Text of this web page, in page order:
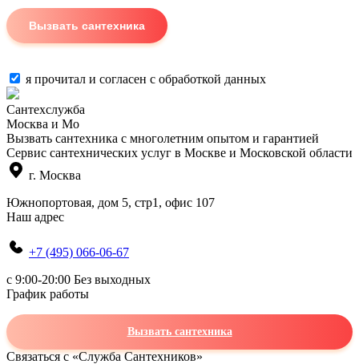
я прочитал и согласен с обработкой данных
Сантехслужба
Москва и Мо
Вызвать сантехника с многолетним опытом и гарантией
Сервис сантехнических услуг в Москве и Московской области
г. Москва
Южнопортовая, дом 5, стр1, офис 107
Наш адрес
+7 (495) 066-06-67
c 9:00-20:00 Без выходных
График работы
Вызвать сантехника
Связаться с «Служба Сантехников»